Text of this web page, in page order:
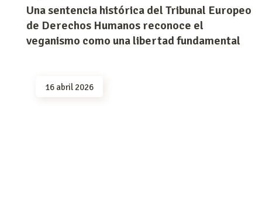
Una sentencia histórica del Tribunal Europeo
de Derechos Humanos reconoce el
veganismo como una libertad fundamental
16 abril 2026